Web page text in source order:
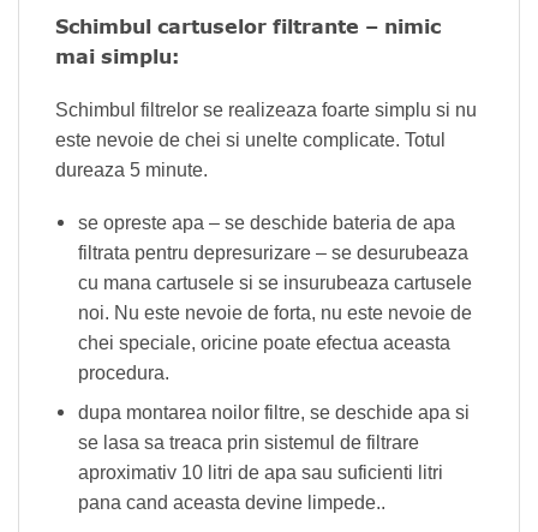
Schimbul cartuselor filtrante – nimic
mai simplu:
Schimbul filtrelor se realizeaza foarte simplu si nu
este nevoie de chei si unelte complicate. Totul
dureaza 5 minute.
se opreste apa – se deschide bateria de apa
filtrata pentru depresurizare – se desurubeaza
cu mana cartusele si se insurubeaza cartusele
noi. Nu este nevoie de forta, nu este nevoie de
chei speciale, oricine poate efectua aceasta
procedura.
dupa montarea noilor filtre, se deschide apa si
se lasa sa treaca prin sistemul de filtrare
aproximativ 10 litri de apa sau suficienti litri
pana cand aceasta devine limpede..